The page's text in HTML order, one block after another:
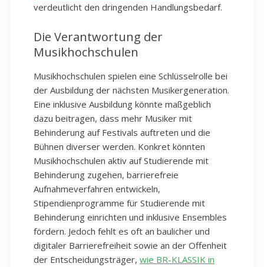
verdeutlicht den dringenden Handlungsbedarf.
Die Verantwortung der
Musikhochschulen
Musikhochschulen spielen eine Schlüsselrolle bei
der Ausbildung der nächsten Musikergeneration.
Eine inklusive Ausbildung könnte maßgeblich
dazu beitragen, dass mehr Musiker mit
Behinderung auf Festivals auftreten und die
Bühnen diverser werden. Konkret könnten
Musikhochschulen aktiv auf Studierende mit
Behinderung zugehen, barrierefreie
Aufnahmeverfahren entwickeln,
Stipendienprogramme für Studierende mit
Behinderung einrichten und inklusive Ensembles
fördern. Jedoch fehlt es oft an baulicher und
digitaler Barrierefreiheit sowie an der Offenheit
der Entscheidungsträger, wie BR-KLASSIK in